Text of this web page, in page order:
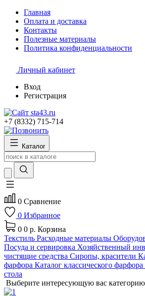
Главная
Оплата и доставка
Контакты
Полезные материалы
Политика конфиденциальности
Личный кабинет
Вход
Регистрация
+7 (8332) 715-714
Каталог
0 Сравнение
0 Избранное
0 0 р. Корзина
Текстиль Расходные материалы
Посуда и сервировка Хозяйственный
чистящие средства Сиропы, красители
фарфора Каталог классического фарфора
стола
Выберите интересующую вас категорию